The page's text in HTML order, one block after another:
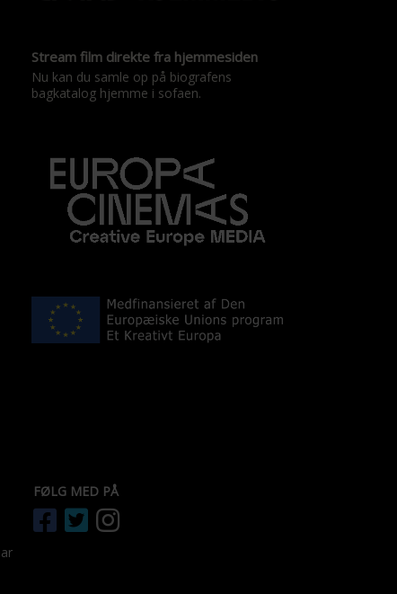
Stream film direkte fra hjemmesiden
Nu kan du samle op på biografens
bagkatalog hjemme i sofaen.
FØLG MED PÅ